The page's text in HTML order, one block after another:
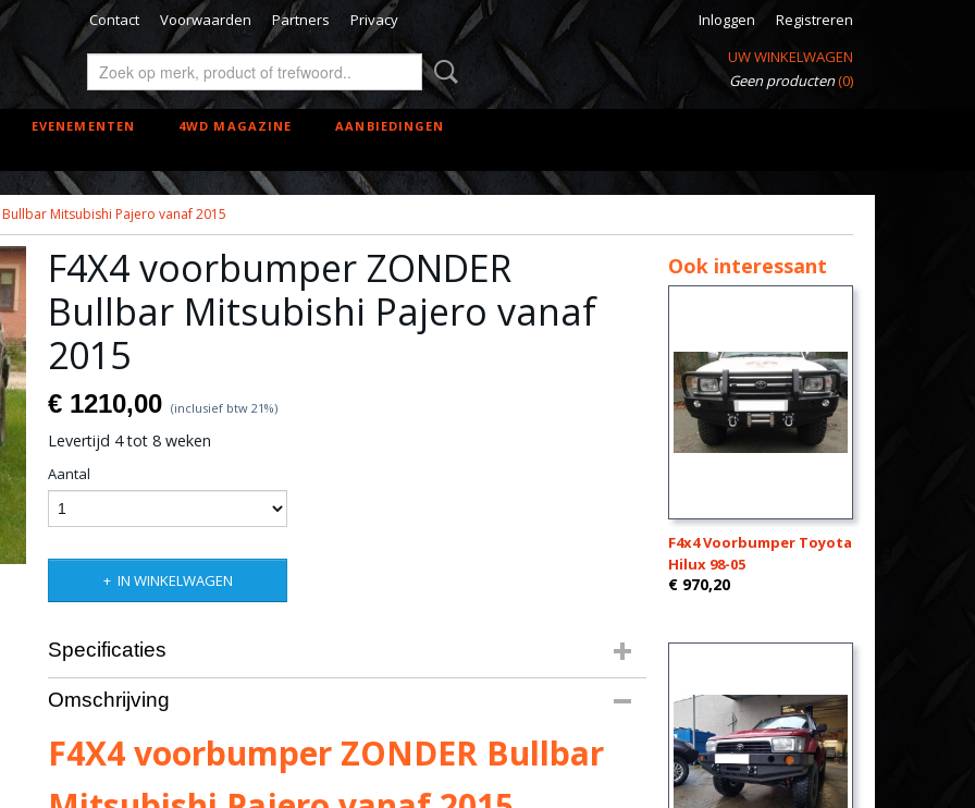
Contact Voorwaarden Partners Privacy Inloggen
Registreren
UW WINKELWAGEN
Geen producten(0)
EVENEMENTEN 4WD MAGAZINE AANBIEDINGEN
Mitsubishi Pajero vanaf 2015
F4X4 voorbumper ZONDER
Bullbar Mitsubishi Pajero vanaf
2015
€ 1210,00 (inclusief btw 21%)
Levertijd 4 tot 8 weken
Aantal
IN WINKELWAGEN
Specificaties
Bruto gewicht
Omschrijving
F4X4 voorbumper ZONDER Bullbar
Ook interessant
F4x4 Voorbumper Toyota
Hilux 98-05
€ 970,20